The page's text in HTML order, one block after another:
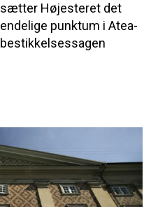
sætter Højesteret det
endelige punktum i Atea-
bestikkelsessagen